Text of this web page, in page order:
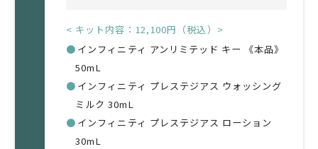
< キット内容：12,100円（税込）>
● インフィニティ アンリミテッド キー 《本品》
50mL
● インフィニティ プレステジアス ウォッシング
ミルク 30mL
● インフィニティ プレステジアス ローション
30mL